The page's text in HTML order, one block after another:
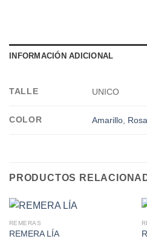
INFORMACIÓN ADICIONAL
TALLE UNICO
COLOR Amarillo
PRODUCTOS
REMERAS
REMERA LÍA